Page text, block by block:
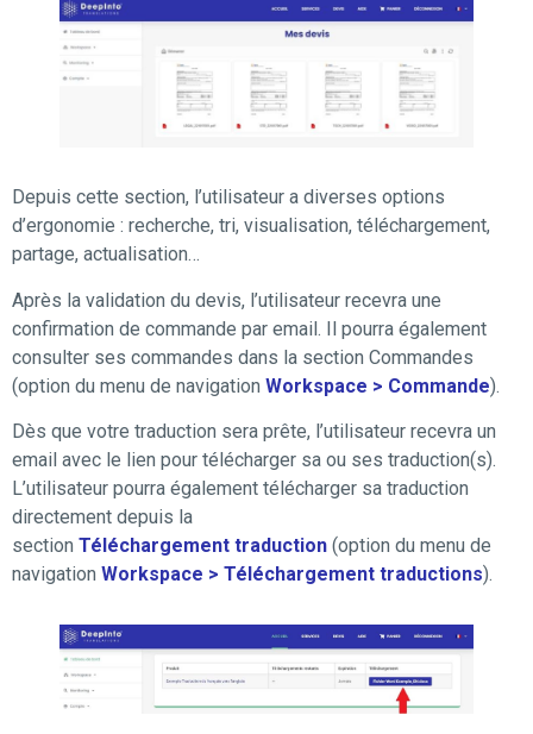
Depuis cette section, l’utilisateur a diverses options
d’ergonomie : recherche, tri, visualisation, téléchargement,
partage, actualisation…
Après la validation du devis, l’utilisateur recevra une
confirmation de commande par email. Il pourra également
consulter ses commandes dans la section Commandes
(option du menu de navigation Workspace > Commande).
Dès que votre traduction sera prête, l’utilisateur recevra un
email avec le lien pour télécharger sa ou ses traduction(s).
L’utilisateur pourra également télécharger sa traduction
directement depuis la
section Téléchargement traduction (option du menu de
navigation Workspace > Téléchargement traductions).